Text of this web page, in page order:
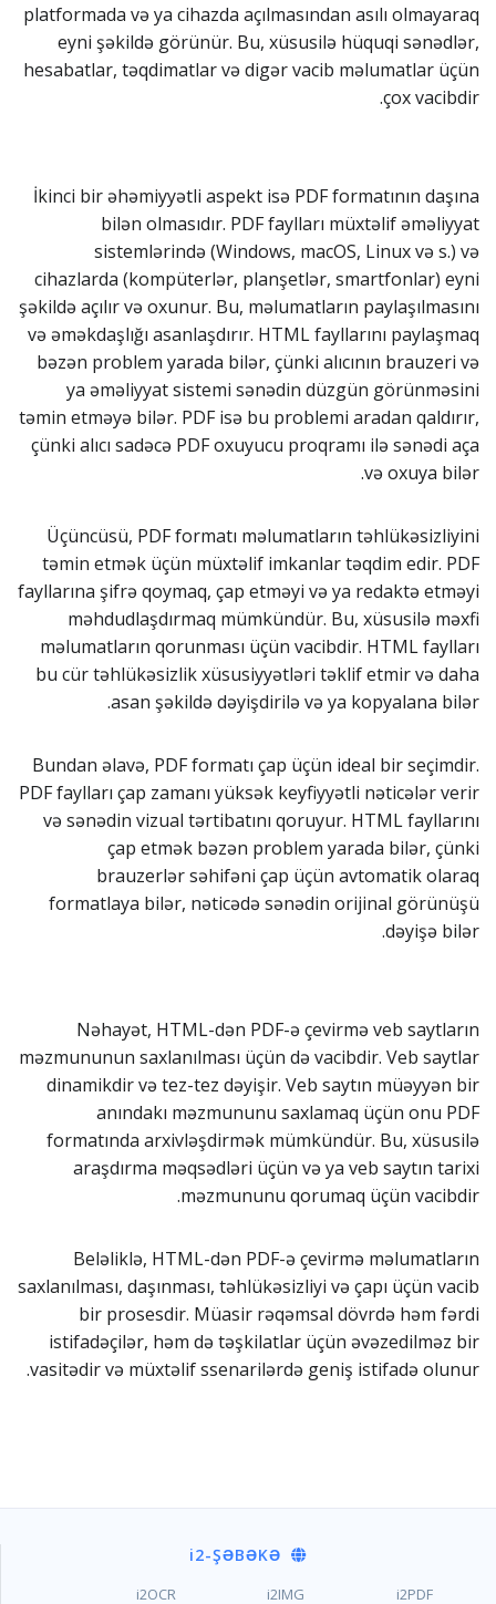
platformada və ya cihazda açılmasından asılı olmayaraq
eyni şəkildə görünür. Bu, xüsusilə hüquqi sənədlər,
hesabatlar, təqdimatlar və digər vacib məlumatlar üçün
çox vacibdir.
İkinci bir əhəmiyyətli aspekt isə PDF formatının daşına
bilən olmasıdır. PDF faylları müxtəlif əməliyyat
sistemlərində (Windows, macOS, Linux və s.) və
cihazlarda (kompüterlər, planşetlər, smartfonlar) eyni
şəkildə açılır və oxunur. Bu, məlumatların paylaşılmasını
və əməkdaşlığı asanlaşdırır. HTML fayllarını paylaşmaq
bəzən problem yarada bilər, çünki alıcının brauzeri və
ya əməliyyat sistemi sənədin düzgün görünməsini
təmin etməyə bilər. PDF isə bu problemi aradan qaldırır,
çünki alıcı sadəcə PDF oxuyucu proqramı ilə sənədi aça
və oxuya bilər.
Üçüncüsü, PDF formatı məlumatların təhlükəsizliyini
təmin etmək üçün müxtəlif imkanlar təqdim edir. PDF
fayllarına şifrə qoymaq, çap etməyi və ya redaktə etməyi
məhdudlaşdırmaq mümkündür. Bu, xüsusilə məxfi
məlumatların qorunması üçün vacibdir. HTML faylları
bu cür təhlükəsizlik xüsusiyyətləri təklif etmir və daha
asan şəkildə dəyişdirilə və ya kopyalana bilər.
Bundan əlavə, PDF formatı çap üçün ideal bir seçimdir.
PDF faylları çap zamanı yüksək keyfiyyətli nəticələr verir
və sənədin vizual tərtibatını qoruyur. HTML fayllarını
çap etmək bəzən problem yarada bilər, çünki
brauzerlər səhifəni çap üçün avtomatik olaraq
formatlaya bilər, nəticədə sənədin orijinal görünüşü
dəyişə bilər.
Nəhayət, HTML-dən PDF-ə çevirmə veb saytların
məzmununun saxlanılması üçün də vacibdir. Veb saytlar
dinamikdir və tez-tez dəyişir. Veb saytın müəyyən bir
anındakı məzmununu saxlamaq üçün onu PDF
formatında arxivləşdirmək mümkündür. Bu, xüsusilə
araşdırma məqsədləri üçün və ya veb saytın tarixi
məzmununu qorumaq üçün vacibdir.
Beləliklə, HTML-dən PDF-ə çevirmə məlumatların
saxlanılması, daşınması, təhlükəsizliyi və çapı üçün vacib
bir prosesdir. Müasir rəqəmsal dövrdə həm fərdi
istifadəçilər, həm də təşkilatlar üçün əvəzedilməz bir
vasitədir və müxtəlif ssenarilərdə geniş istifadə olunur.
i2-ŞƏBƏKƏ
i2PDF
i2IMG
i2OCR